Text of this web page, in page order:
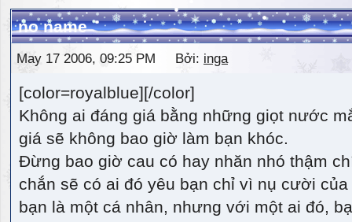
no name
May 17 2006, 09:25 PM Bởi: inga
[color=royalblue][/color]
Không ai đáng giá bằng những giọt nước
giá sẽ không bao giờ làm bạn khóc.
Đừng bao giờ cau có hay nhăn nhó thậm
chắn sẽ có ai đó yêu bạn chỉ vì nụ cười
bạn là một cá nhân, nhưng với một ai đó,